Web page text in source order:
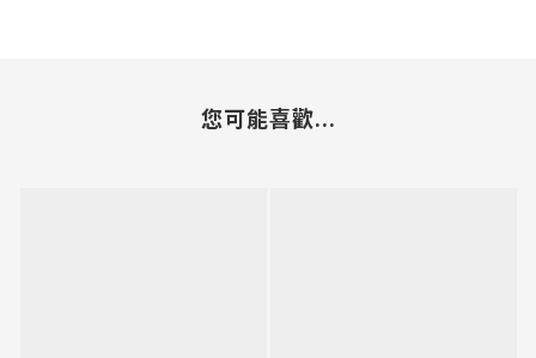
您可能喜歡...